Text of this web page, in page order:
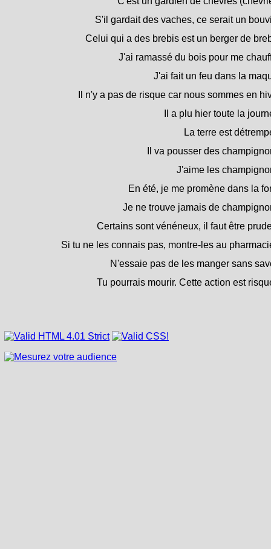
S'il gardait des vaches, ce serait un
Celui qui a des brebis est un berger de
J'ai ramassé du bois pour me
J'ai fait un feu dans la
Il n'y a pas de risque car nous sommes en
Il a plu hier toute la
La terre est
Il va pousser des
J'aime les
En été, je me promène dans la
Je ne trouve jamais de
Certains sont vénéneux, il faut être
Si tu ne les connais pas, montre-les au
N'essaie pas de les manger sans
Tu pourrais mourir. Cette action est